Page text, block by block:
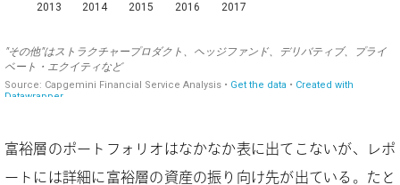
富裕層のポートフォリオはなかなか表に出てこないが、レポ
ートには詳細に富裕層の資産の振り向け先が出ている。たと